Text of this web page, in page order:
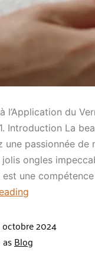
l’Application du
Introduction La
une passionnée
ongles
est une
2024
Blog